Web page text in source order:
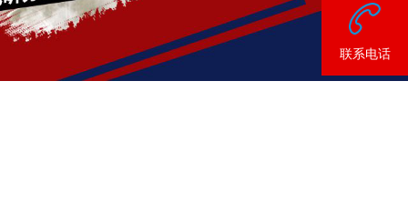
联系电话